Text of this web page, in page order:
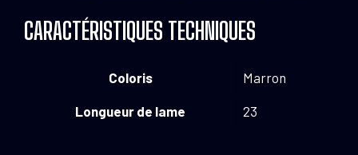
CARACTÉRISTIQUES TECHNIQUES
Coloris Marron
Longueur de lame 23